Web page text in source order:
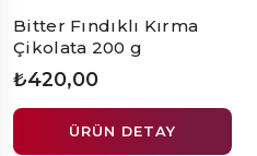
Bitter Fındıklı Kırma
Çikolata 200 g
₺420,00
ÜRÜN DETAY